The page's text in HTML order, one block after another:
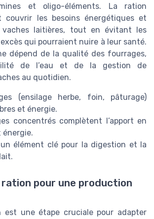
et oligo-éléments. La ration
couvrir les besoins énergétiques et
vaches laitières, tout en évitant les
qui pourraient nuire à leur santé.
dépend de la qualité des fourrages,
de l’eau et de la gestion de
au quotidien.
(ensilage herbe, foin, pâturage)
et énergie.
concentrés complètent l’apport en
énergie.
un élément clé pour la digestion et la
pour une production
est une étape cruciale pour adapter